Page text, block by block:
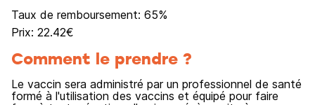
Taux de remboursement: 65%
Prix: 22.42€
Comment le prendre ?
Le vaccin sera administré par un professionnel de santé
formé à l'utilisation des vaccins et équipé pour faire